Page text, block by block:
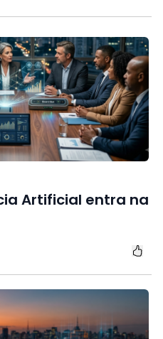
Artificial entra na